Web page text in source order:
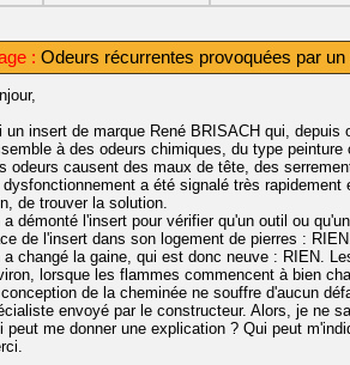
: Odeurs récurrentes provoquées par un
un insert de marque René BRISACH qui,
à des odeurs chimiques, du type
odeurs causent des maux de tête, des
dysfonctionnement a été signalé très
de trouver la solution.
a démonté l'insert pour vérifier qu'un outil ou
de l'insert dans son logement de pierres :
a changé la gaine, qui est donc neuve : RIEN.
lorsque les flammes commencent à bien
conception de la cheminée ne souffre d'aucun
envoyé par le constructeur. Alors, je ne
peut me donner une explication ? Qui peut